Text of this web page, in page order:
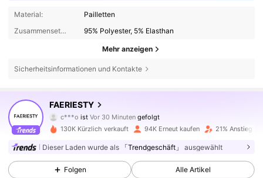
Material:
Pailletten
Zusammensetzung:
95% Polyester, 5% Elasthan
Mehr anzeigen
Sicherheitsinformationen und Kontakte
FAERIESTY
ist
a***rist am Durchsuchen
4,83
448K Follower
4,83 448K Follower
130K Kürzlich verkauft 94K Erneut kaufen 21% Anstieg
Dieser Laden wurde als 「Trendgeschäft」 ausgewählt
Folgen Alle Artikel